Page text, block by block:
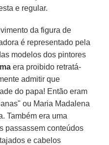
e regular.
da figura de
é representado pela
modelos dos pintores
era proibido retratá-
admitir que
do papa! Então eram
ou Maria Madalena
Também era uma
passassem conteúdos
e cabelos